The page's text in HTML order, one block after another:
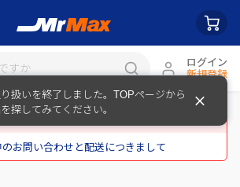
ログイン
新規登録
お問い合わせと配送につきまして
扱いを終了しました。TOPページから
探してみてください。